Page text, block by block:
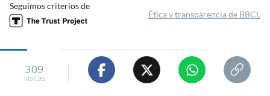
Seguimos criterios de
Ética y transparencia de BBCL
309
visitas